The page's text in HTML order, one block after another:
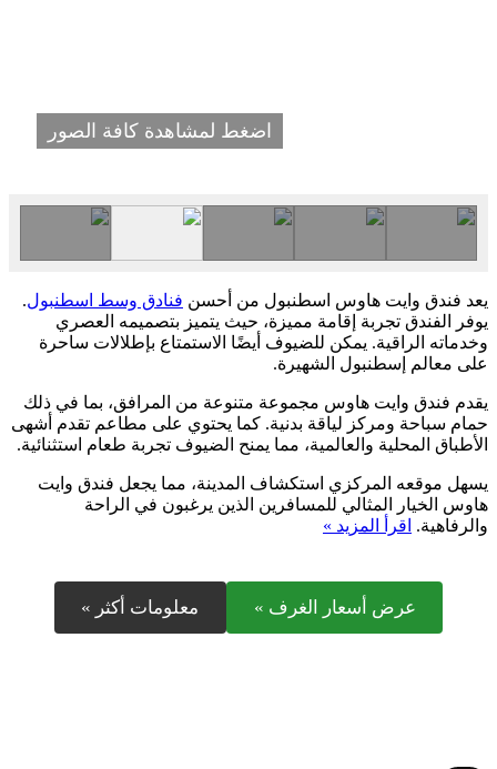
اضغط لمشاهدة كافة الصور
يعد فندق وايت هاوس اسطنبول من أحسن فنادق وسط اسطنبول.
يوفر الفندق تجربة إقامة مميزة، حيث يتميز بتصميمه العصري
وخدماته الراقية. يمكن للضيوف أيضًا الاستمتاع بإطلالات ساحرة
على معالم إسطنبول الشهيرة.
يقدم فندق وايت هاوس مجموعة متنوعة من المرافق، بما في ذلك
حمام سباحة ومركز لياقة بدنية. كما يحتوي على مطاعم تقدم أشهى
الأطباق المحلية والعالمية، مما يمنح الضيوف تجربة طعام استثنائية.
يسهل موقعه المركزي استكشاف المدينة، مما يجعل فندق وايت
هاوس الخيار المثالي للمسافرين الذين يرغبون في الراحة
والرفاهية. اقرأ المزيد »
عرض أسعار الغرف » معلومات أكثر »